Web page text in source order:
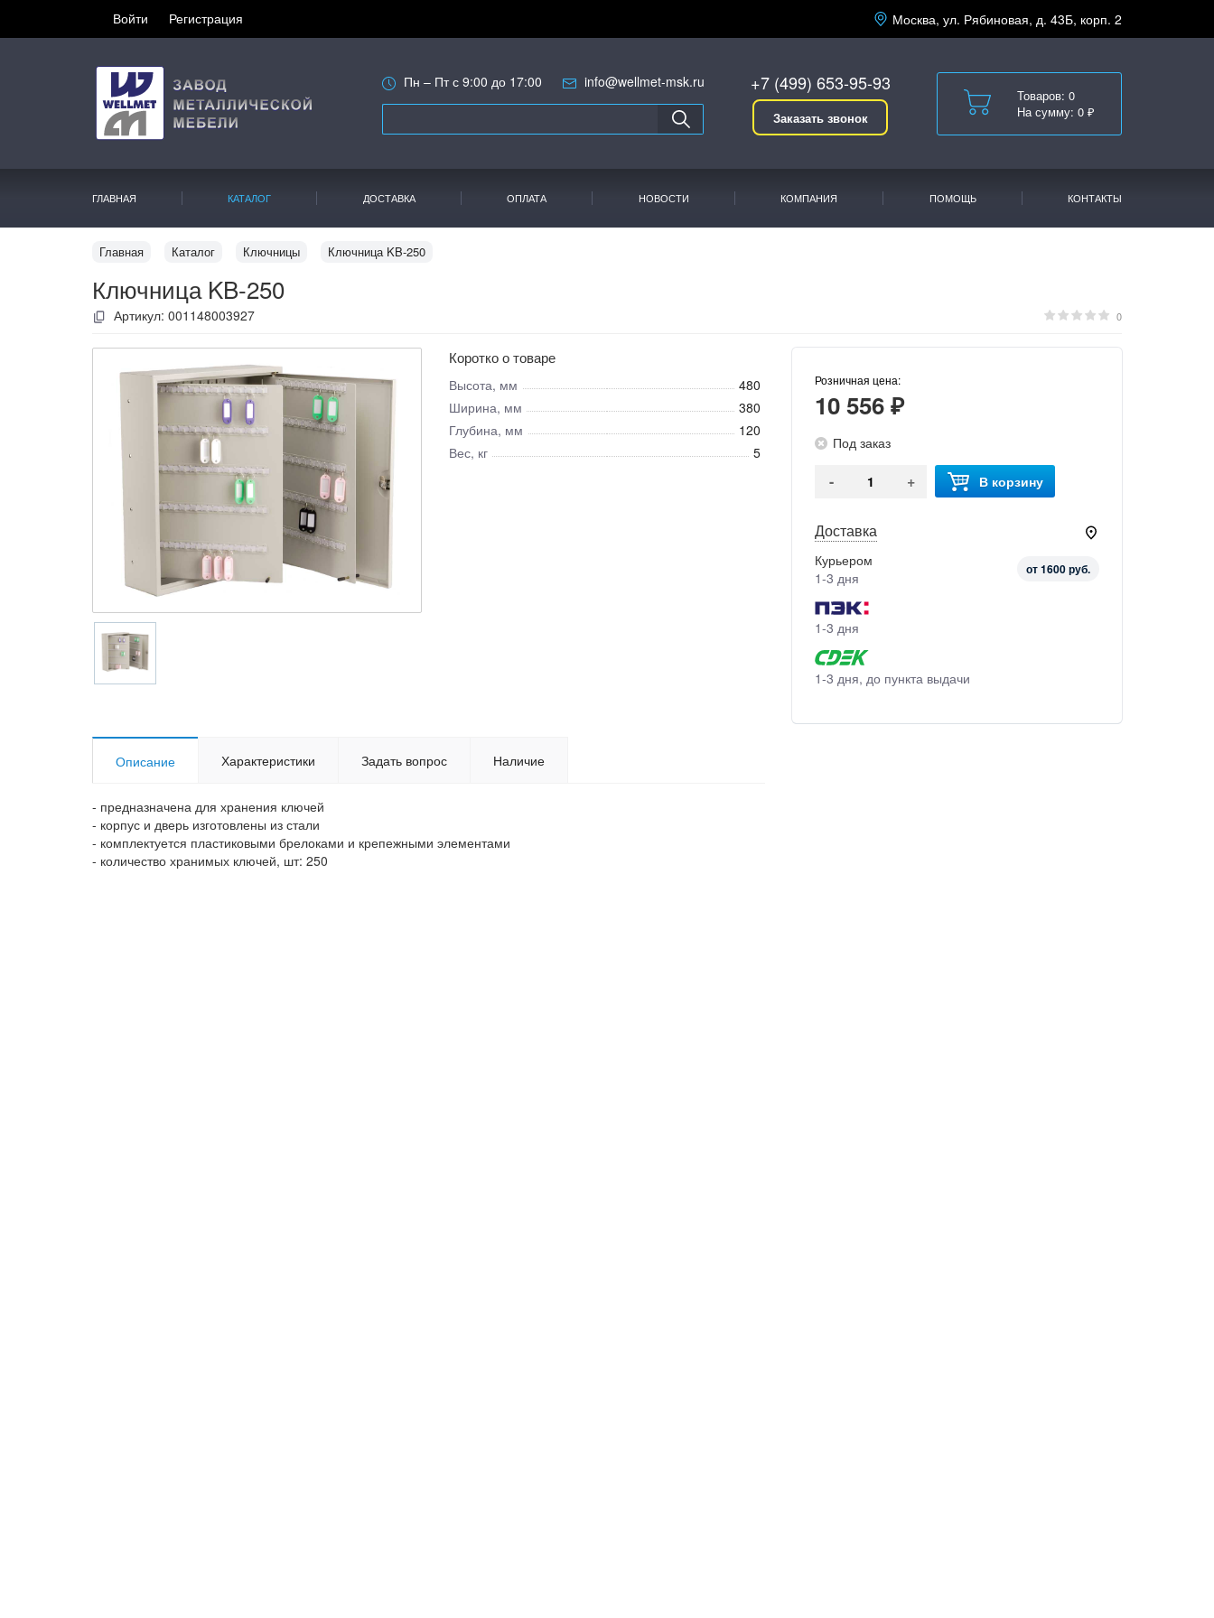
Войти Регистрация Москва, ул. Рябиновая, д. 43Б, корп. 2
Пн – Пт с 9:00 до 17:00 info@wellmet-msk.ru +7 (499) 653-95-93
Заказать звонок
Товаров: 0
На сумму: 0 ₽
ГЛАВНАЯ КАТАЛОГ ДОСТАВКА ОПЛАТА НОВОСТИ КОМПАНИЯ ПОМОЩЬ КОНТАКТЫ
Главная Каталог Ключницы Ключница KB-250
Ключница KB-250
Артикул: 001148003927 0
Коротко о товаре
Высота, мм
480
Ширина, мм
380
Глубина, мм
120
Вес, кг
5
Розничная цена:
10 556 ₽
Под заказ
- + В корзину
Доставка
Курьером
1-3 дня
от 1600 руб.
1-3 дня
1-3 дня, до пункта выдачи
Описание Характеристики Задать вопрос Наличие
- предназначена для хранения ключей
- корпус и дверь изготовлены из стали
- комплектуется пластиковыми брелоками и крепежными элементами
- количество хранимых ключей, шт: 250